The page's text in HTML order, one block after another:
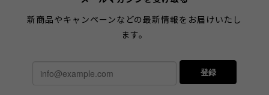
新商品やキャンペーンなどの最新情報をお届けいたし
ます。
登録